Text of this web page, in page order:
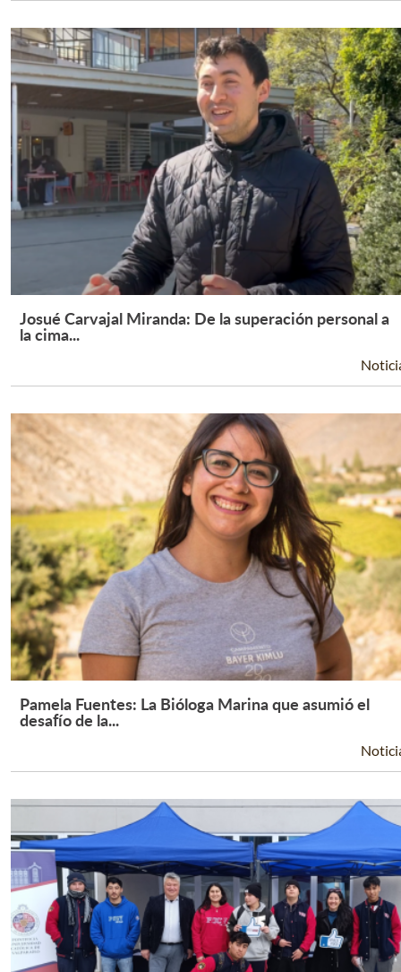
Leer Más +
Josué Carvajal Miranda: De la superación personal a
la cima...
Leer Más +
Pamela Fuentes: La Bióloga Marina que asumió el
desafío de la...